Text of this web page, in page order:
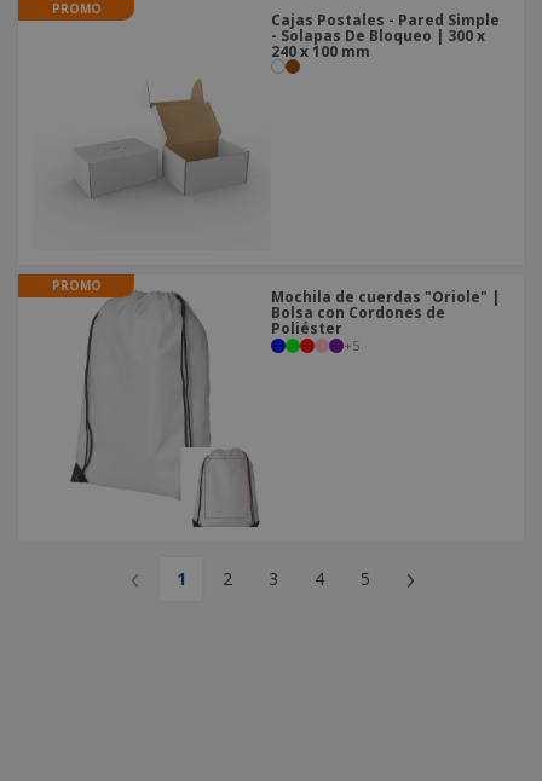
PROMO
Cajas Postales - Pared Simple
- Solapas De Bloqueo | 300 x
240 x 100 mm
PROMO
Mochila de cuerdas "Oriole" |
Bolsa con Cordones de
Poliéster
+5
‹ 1 2 3 4 5 ›